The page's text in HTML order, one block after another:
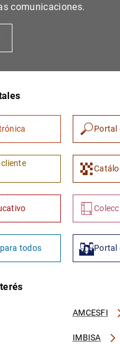
comunicaciones.
Portal
todos Portal
AMCESFI
IMBISA